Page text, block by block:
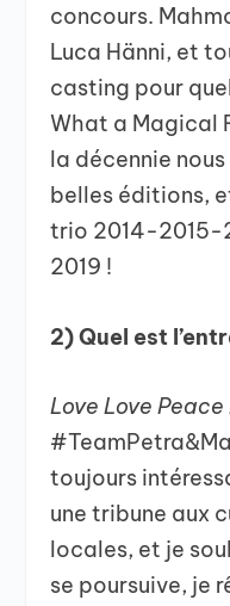
concours.
Luca Hänni, et
casting pour
What a Magical
la décennie
belles éditions,
trio 2014-2015-
2019 !
2) Quel est
Love Love
toujours
une tribune aux
locales, et je
se poursuive, je